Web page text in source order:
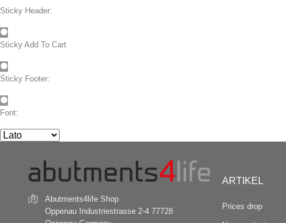
Sticky Header:
Sticky Add To Cart
Sticky Footer:
Font:
Abutments4life Shop
Oppenau Industriestrasse 2-4 77728
ARTIKEL
Prices drop